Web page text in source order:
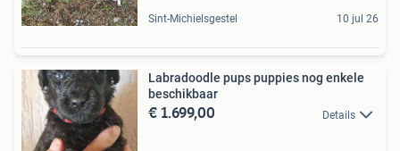
Sint-Michielsgestel 10 jul 26
Labradoodle pups puppies nog enkele
beschikbaar
€ 1.699,00 Details